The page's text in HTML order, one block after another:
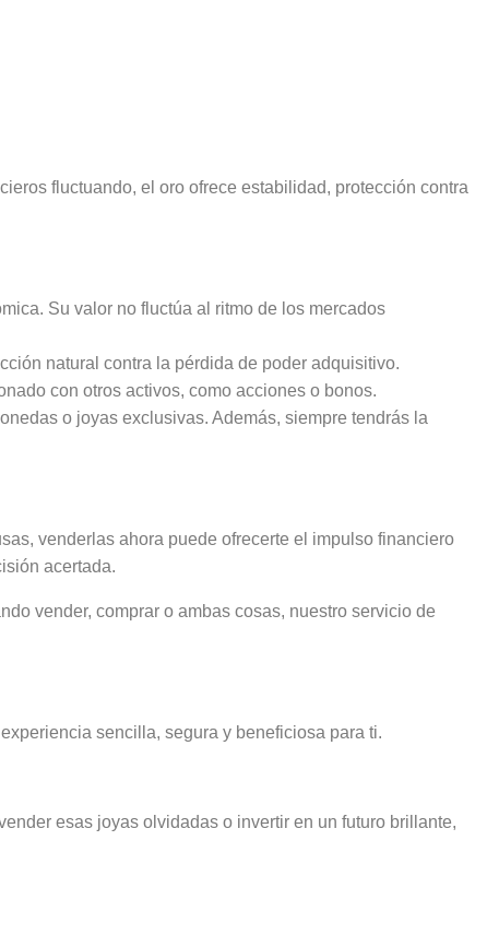
fluctuando, el oro ofrece estabilidad, protección contra
Su valor no fluctúa al ritmo de los mercados
natural contra la pérdida de poder adquisitivo.
con otros activos, como acciones o bonos.
o joyas exclusivas. Además, siempre tendrás la
venderlas ahora puede ofrecerte el impulso financiero
acertada.
vender, comprar o ambas cosas, nuestro servicio de
sencilla, segura y beneficiosa para ti.
esas joyas olvidadas o invertir en un futuro brillante,